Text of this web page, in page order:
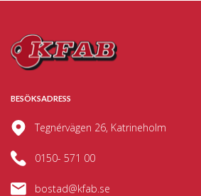
BESÖKSADRESS
Tegnérvägen 26, Katrineholm
0150- 571 00
bostad@kfab.se